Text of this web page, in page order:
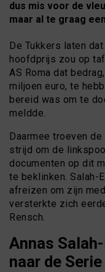
dus mis voor de
maar al te graag
De Tukkers laten
hoofdprijs zou op
AS Roma dat
miljoen euro, te
bereid was om te
meldde.
Daarmee troeven
strijd om de
documenten op dit
te beklinken. Salah-
afreizen om zijn
versterkte zich
Rensch.
Annas
naar de